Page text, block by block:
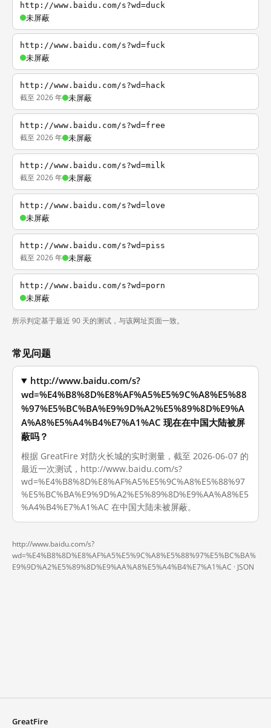
http://www.baidu.com/s?wd=duck
未屏蔽
http://www.baidu.com/s?wd=fuck
未屏蔽
http://www.baidu.com/s?wd=hack
截至 2026 年 未屏蔽
http://www.baidu.com/s?wd=free
截至 2026 年 未屏蔽
http://www.baidu.com/s?wd=milk
截至 2026 年 未屏蔽
http://www.baidu.com/s?wd=love
未屏蔽
http://www.baidu.com/s?wd=piss
截至 2026 年 未屏蔽
http://www.baidu.com/s?wd=porn
未屏蔽
所示判定基于最近 90 天的测试，与该网址页面一致。
常见问题
http://www.baidu.com/s?
wd=%E4%B8%8D%E8%AF%A5%E5%9C%A8%E5%88
%97%E5%BC%BA%E9%9D%A2%E5%89%8D%E9%A
A%A8%E5%A4%B4%E7%A1%AC 现在在中国大陆被屏
蔽吗？
根据 GreatFire 对防火长城的实时测量，截至 2026-06-07 的
最近一次测试，http://www.baidu.com/s?
wd=%E4%B8%8D%E8%AF%A5%E5%9C%A8%E5%88%97
%E5%BC%BA%E9%9D%A2%E5%89%8D%E9%AA%A8%E5
%A4%B4%E7%A1%AC 在中国大陆未被屏蔽。
http://www.baidu.com/s?
wd=%E4%B8%8D%E8%AF%A5%E5%9C%A8%E5%88%97%E5%BC%BA%
E9%9D%A2%E5%89%8D%E9%AA%A8%E5%A4%B4%E7%A1%AC · JSON
GreatFire